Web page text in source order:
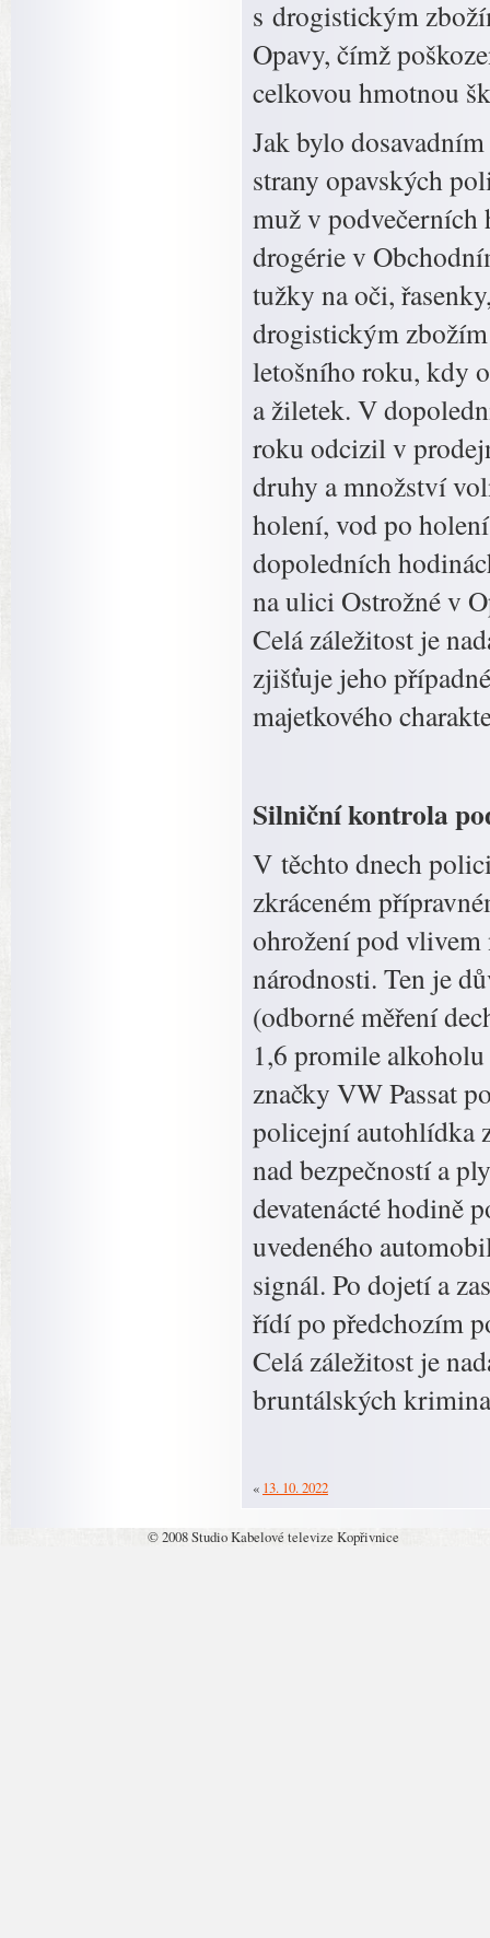
s drogistickým
Opavy, čímž
celkovou hmotnou
Jak bylo
strany opavských
muž v
drogérie v
tužky na oči,
drogistickým
letošního roku, kdy
a žiletek. V
roku odcizil v
druhy a množství
holení, vod po
dopoledních
na ulici Ostrožné v
Celá záležitost je
zjišťuje jeho
majetkového
Silniční kontrola
V těchto dnech
zkráceném
ohrožení pod vlivem
národnosti. Ten je
(odborné měření
1,6 promile
značky VW Passat
policejní autohlídka
nad bezpečností a
devatenácté hodině
uvedeného
signál. Po dojetí a
řídí po předchozím
Celá záležitost je
bruntálských
« 13. 10. 2022
© 2008 Studio Kabelové televize Kopřivnice